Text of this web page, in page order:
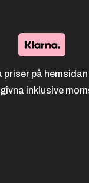
priser på
inklusive